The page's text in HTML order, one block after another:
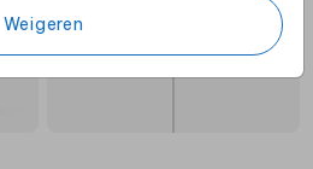
Weigeren